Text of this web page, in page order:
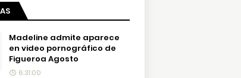
Madeline admite aparece
en video pornográfico de
Figueroa Agosto
6:31:00